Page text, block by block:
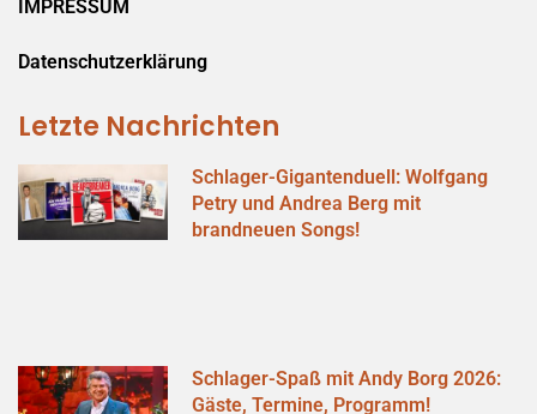
IMPRESSUM
Datenschutzerklärung
Letzte Nachrichten
Schlager-Gigantenduell: Wolfgang
Petry und Andrea Berg mit
brandneuen Songs!
Schlager-Spaß mit Andy Borg 2026:
Gäste, Termine, Programm!